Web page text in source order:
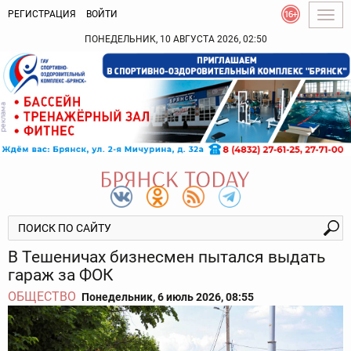
РЕГИСТРАЦИЯ ВОЙТИ
ПОНЕДЕЛЬНИК, 10 АВГУСТА 2026, 02:50
В Тешеничах бизнесмен пытался выдать
гараж за ФОК
ОБЩЕСТВО Понедельник, 6 июль 2026, 08:55